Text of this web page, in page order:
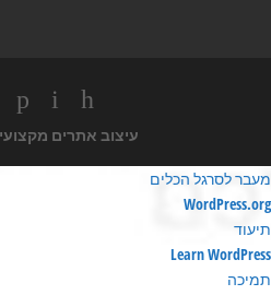
עיצוב אתרים מקצועי
מעבר לסרגל הכלים
אודות
וורדפרס
WordPress.org
תיעוד
Learn WordPress
תמיכה